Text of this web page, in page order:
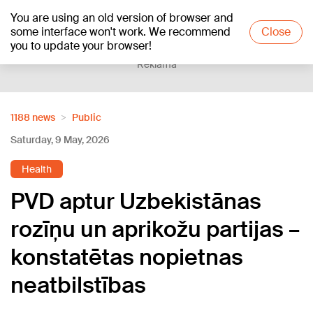
You are using an old version of browser and
some interface won't work. We recommend
you to update your browser!
Close
+24°C
Reklāma
1188 news
Public
Saturday, 9 May, 2026
Health
PVD aptur Uzbekistānas
rozīņu un aprikožu partijas –
konstatētas nopietnas
neatbilstības